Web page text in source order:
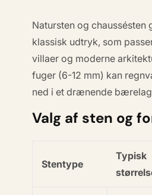
Natursten og chaussésten
klassisk udtryk, som
villaer og moderne
fuger (6-12 mm) kan
ned i et drænende
Valg af sten og
Stentype
Typisk